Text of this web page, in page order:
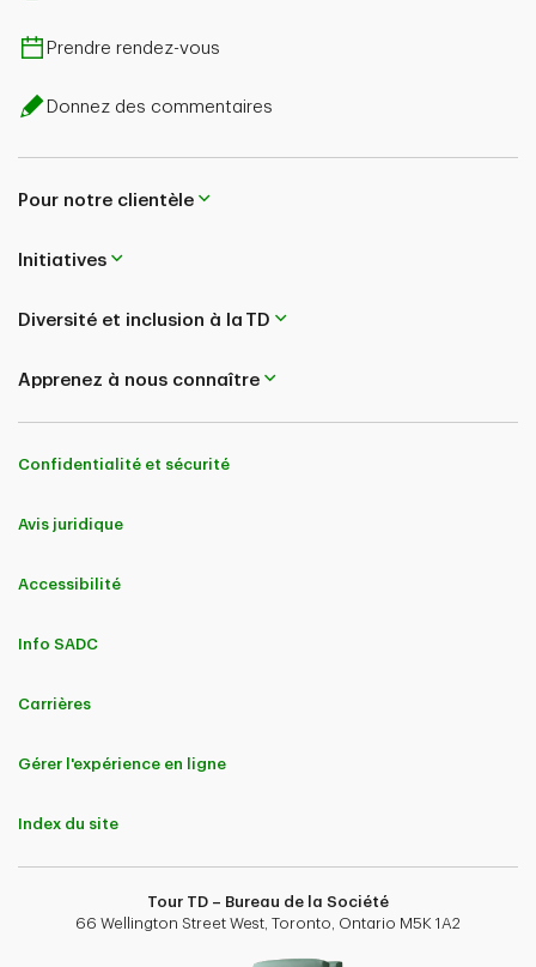
Prendre rendez-vous
Donnez des commentaires
Pour notre clientèle
Initiatives
Diversité et inclusion à la TD
Apprenez à nous connaître
Confidentialité et sécurité
Avis juridique
Accessibilité
Info SADC
Carrières
Gérer l'expérience en ligne
Index du site
Tour TD – Bureau de la Société
66 Wellington Street West, Toronto, Ontario M5K 1A2